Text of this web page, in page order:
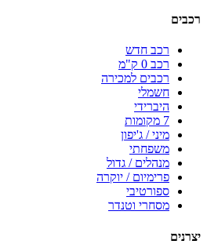
רכבים
רכב חדש
רכב 0 ק"מ
רכבים למכירה
חשמלי
היברידי
7 מקומות
מיני / ג'יפון
משפחתי
מנהלים / גדול
פרימיום / יוקרה
ספורטיבי
מסחרי וטנדר
יצרנים